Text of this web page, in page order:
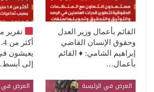
القائم بأعمال وزير العدل
وحقوق الإنسان القاضي
إبراهيم الشامي: ♦️ القائم
بأعمال…
تقرير
يعيشون
إلى
العرض في الرئيسة العرض في